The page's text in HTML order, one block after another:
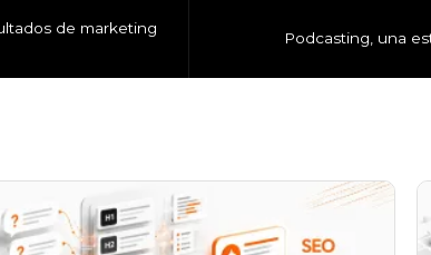
de marketing
Podcasting, una